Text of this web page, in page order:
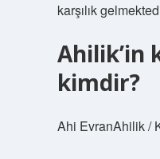
karşılık
Ahilik’in
kimdir?
Ahi EvranAhilik /